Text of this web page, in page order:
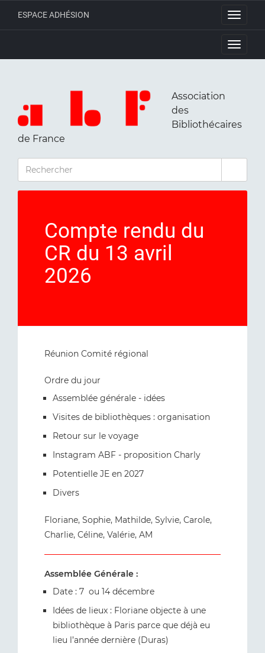
Toggle
ESPACE ADHÉSION
Toggle
Association
des
Bibliothécaires
de France
RECHERCHER
Compte rendu du
CR du 13 avril
2026
Réunion Comité régional
Ordre du jour
Assemblée générale - idées
Visites de bibliothèques : organisation
Retour sur le voyage
Instagram ABF - proposition Charly
Potentielle JE en 2027
Divers
Floriane, Sophie, Mathilde, Sylvie, Carole,
Charlie, Céline, Valérie, AM
Assemblée Générale :
Date : 7 ou 14 décembre
Idées de lieux : Floriane objecte à une
bibliothèque à Paris parce que déjà eu
lieu l’année dernière (Duras)